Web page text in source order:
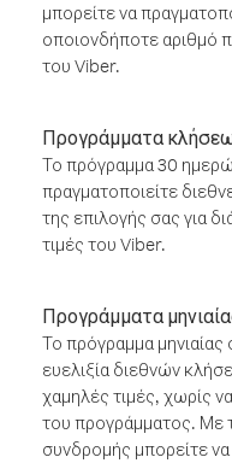
μπορείτε να
οποιονδήποτε αριθμό
του Viber.
Προγράμματα
Το πρόγραμμα 30
πραγματοποιείτε
της επιλογής σας για
τιμές του Viber.
Προγράμματα
Το πρόγραμμα
ευελιξία διεθνών
χαμηλές τιμές, χωρίς
του προγράμματος. Με
συνδρομής μπορείτε